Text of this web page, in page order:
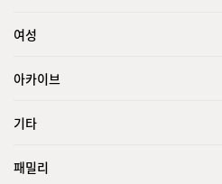
여성
아카이브
기타
패밀리